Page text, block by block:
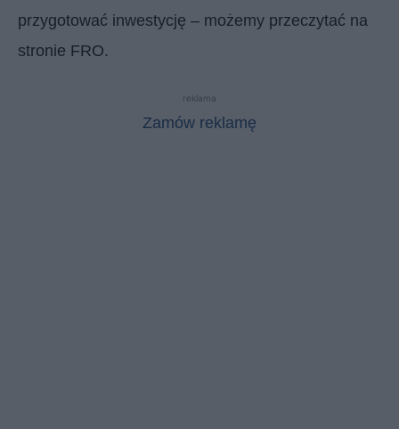
przygotować inwestycję – możemy przeczytać na
stronie FRO.
reklama
Zamów reklamę